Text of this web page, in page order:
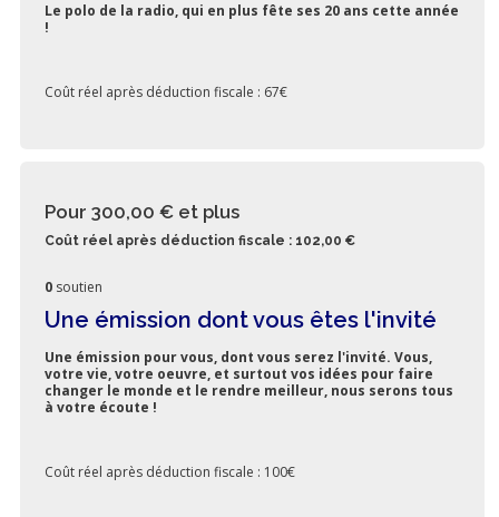
Le polo de la radio, qui en plus fête ses 20 ans cette année
!
Coût réel après déduction fiscale : 67€
Pour 300,00 € et plus
Coût réel après déduction fiscale : 102,00 €
0 soutien
Une émission dont vous êtes l'invité
Une émission pour vous, dont vous serez l'invité. Vous,
votre vie, votre oeuvre, et surtout vos idées pour faire
changer le monde et le rendre meilleur, nous serons tous
à votre écoute !
Coût réel après déduction fiscale : 100€